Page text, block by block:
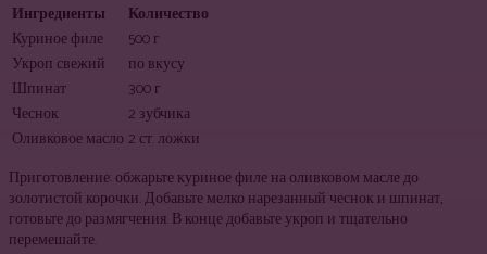
Ингредиенты
Количество
Куриное филе
500 г
Укроп свежий
по вкусу
Шпинат
300 г
Чеснок
2 зубчика
Оливковое масло 2 ст. ложки
Приготовление: обжарьте куриное филе на оливковом масле до
золотистой корочки. Добавьте мелко нарезанный чеснок и шпинат,
готовьте до размягчения. В конце добавьте укроп и тщательно
перемешайте.